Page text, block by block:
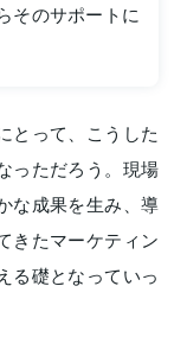
そのサポートに
とって、こうした
っただろう。現場
な成果を生み、導
きたマーケティン
る礎となっていっ